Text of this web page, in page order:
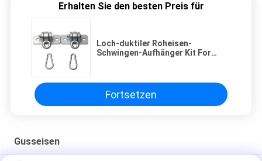
Erhalten Sie den besten Preis für
Loch-duktiler Roheisen-
Schwingen-Aufhänger Kit For
Fortsetzen
Gusseisen